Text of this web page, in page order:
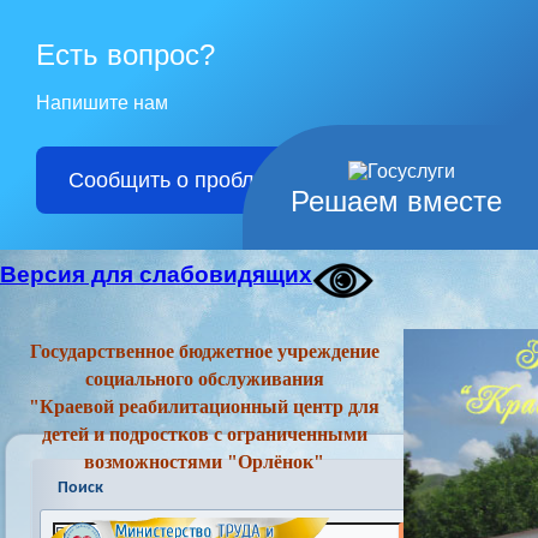
Решаем вместе
Есть вопрос?
Напишите нам
Сообщить о проблеме
Версия для слабовидящих
Государственное бюджетное учреждение
социального обслуживания
"Краевой реабилитационный центр для
детей и подростков с ограниченными
возможностями "Орлёнок"
Поиск